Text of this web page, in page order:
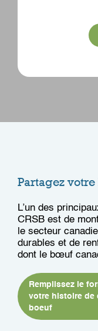
Partagez
L’un des
CRSB est de
le secteur
durables et de
dont le bœuf
Remplissez le
votre histoire de
boeuf